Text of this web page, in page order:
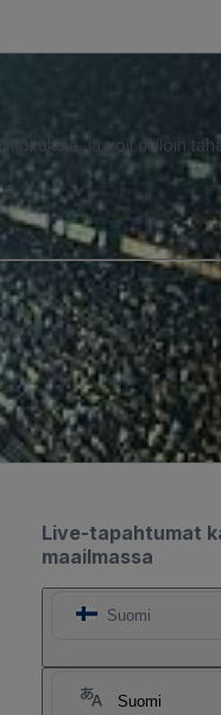
ja voit milloin
Live-tapahtumat
maailmassa
Suomi
Suomi